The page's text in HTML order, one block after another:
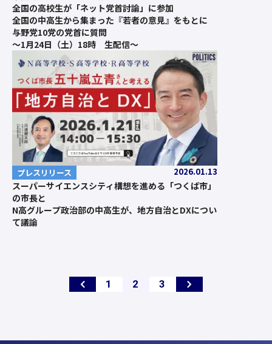
全国の高校生が「ネット党首討論」に参加
全国の中高生から集まった『若者の意見』をもとに
与野党10党の党首に質問
〜1月24日（土）18時 生配信〜
プレスリリース 2026.01.13
スーパーサイエンスシティ構想を進める「つくば市」
の市長と
N高グループ政治部の中高生が、地方自治とDXについ
て議論
1
ペ
ー
2
ペ
3
ペ